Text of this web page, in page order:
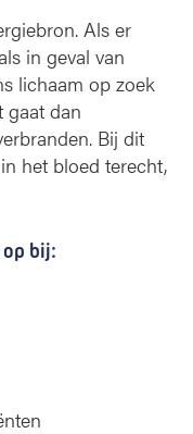
Als er
in geval van
lichaam op zoek
gaat dan
Bij dit
het bloed terecht,
bij: